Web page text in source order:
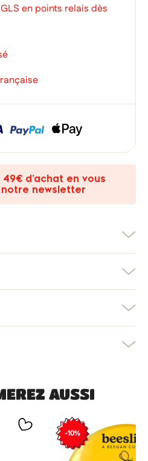
en points relais dès
d’achat en vous
newsletter
AUSSI
-10%
×
ajouter des produits à votre